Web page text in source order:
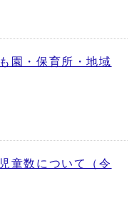
園・保育所・地域
童数について（令